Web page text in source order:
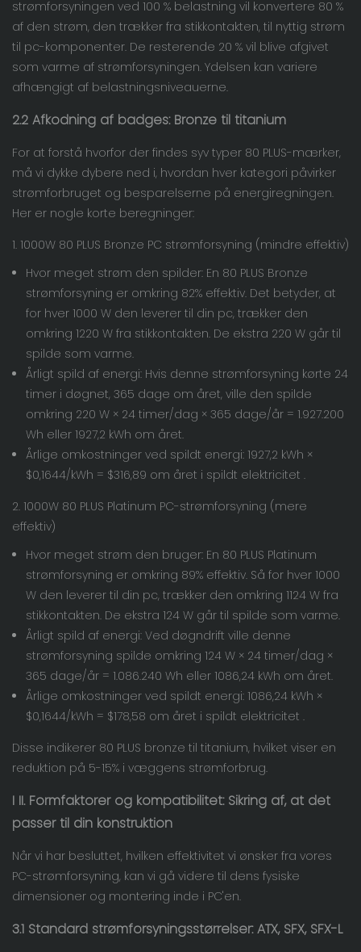
strømforsyningen ved 100 % belastning vil konvertere 80 %
af den strøm, den trækker fra stikkontakten, til nyttig strøm
til pc-komponenter. De resterende 20 % vil blive afgivet
som varme af strømforsyningen. Ydelsen kan variere
afhængigt af belastningsniveauerne.
2.2 Afkodning af badges: Bronze til titanium
For at forstå hvorfor der findes syv typer 80 PLUS-mærker,
må vi dykke dybere ned i, hvordan hver kategori påvirker
strømforbruget og besparelserne på energiregningen.
Her er nogle korte beregninger:
1. 1000W 80 PLUS Bronze PC strømforsyning (mindre effektiv)
Hvor meget strøm den spilder: En 80 PLUS Bronze
strømforsyning er omkring 82% effektiv. Det betyder, at
for hver 1000 W den leverer til din pc, trækker den
omkring 1220 W fra stikkontakten. De ekstra 220 W går til
spilde som varme.
Årligt spild af energi: Hvis denne strømforsyning kørte 24
timer i døgnet, 365 dage om året, ville den spilde
omkring 220 W × 24 timer/dag × 365 dage/år = 1.927.200
Wh eller 1927,2 kWh om året.
Årlige omkostninger ved spildt energi: 1927,2 kWh ×
$0,1644/kWh = $316,89 om året i spildt elektricitet .
2. 1000W 80 PLUS Platinum PC-strømforsyning (mere
effektiv)
Hvor meget strøm den bruger: En 80 PLUS Platinum
strømforsyning er omkring 89% effektiv. Så for hver 1000
W den leverer til din pc, trækker den omkring 1124 W fra
stikkontakten. De ekstra 124 W går til spilde som varme.
Årligt spild af energi: Ved døgndrift ville denne
strømforsyning spilde omkring 124 W × 24 timer/dag ×
365 dage/år = 1.086.240 Wh eller 1086,24 kWh om året.
Årlige omkostninger ved spildt energi: 1086,24 kWh ×
$0,1644/kWh = $178,58 om året i spildt elektricitet .
Disse indikerer 80 PLUS bronze til titanium, hvilket viser en
reduktion på 5-15% i væggens strømforbrug.
I II. Formfaktorer og kompatibilitet: Sikring af, at det
passer til din konstruktion
Når vi har besluttet, hvilken effektivitet vi ønsker fra vores
PC-strømforsyning, kan vi gå videre til dens fysiske
dimensioner og montering inde i PC'en.
3.1 Standard strømforsyningsstørrelser: ATX, SFX, SFX-L